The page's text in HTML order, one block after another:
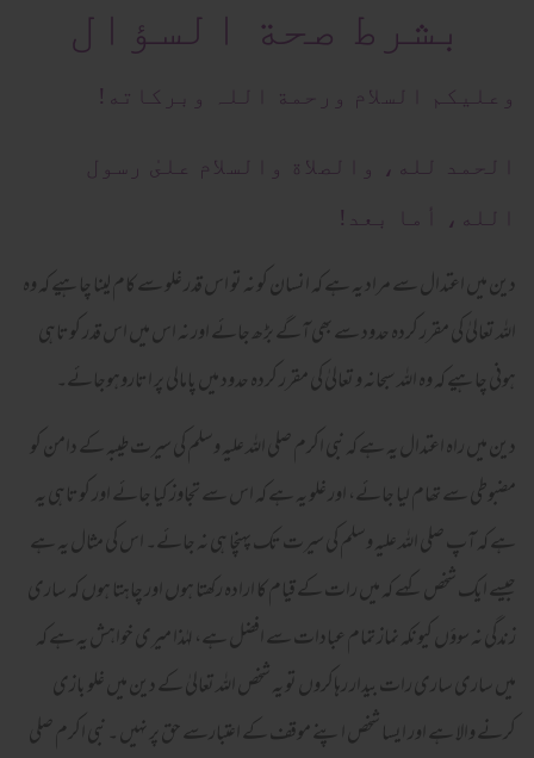
بشرط صحة السؤال
وعلیکم السلام ورحمة اللہ وبرکاته!
الحمد لله، والصلاة والسلام علىٰ رسول
الله، أما بعد!
دین میں اعتدال سے مراد یہ ہے کہ انسان کو نہ تو اس قدر غلو سے کام لینا چاہیے کہ وہ
اللہ تعالیٰ کی مقرر کردہ حدود سے بھی آگے بڑھ جائے اور نہ اس میں اس قدر کوتاہی
ہونی چاہیے کہ وہ اللہ سبحانہ و تعالیٰ کی مقرر کردہ حدود میں پامالی پر اتاروہوجائے۔
دین میں راہ اعتدال یہ ہے کہ نبی اکرم صلی اللہ علیہ وسلم کی سیرت طیبہ کے دامن کو
مضبوطی سے تھام لیا جائے، اور غلو یہ ہے کہ اس سے تجاوز کیا جائے اور کوتاہی یہ
ہے کہ آپ صلی اللہ علیہ وسلم کی سیرت تک پہنچا ہی نہ جائے۔ اس کی مثال یہ ہے
جیسے ایک شخص کہے کہ میں رات کے قیام کا ارادہ رکھتا ہوں اور چاہتا ہوں کہ ساری
زندگی نہ سوؤں کیونکہ نماز تمام عبادات سے افضل ہے، لہٰذا میری خواہش یہ ہے کہ
میں ساری ساری رات بیدار رہاکروں تو یہ شخص اللہ تعالیٰ کے دین میں غلو بازی
کرنے والا ہے اور ایسا شخص اپنے موقف کے اعتبارسے حق پر نہیں ۔ نبی اکرم صلی